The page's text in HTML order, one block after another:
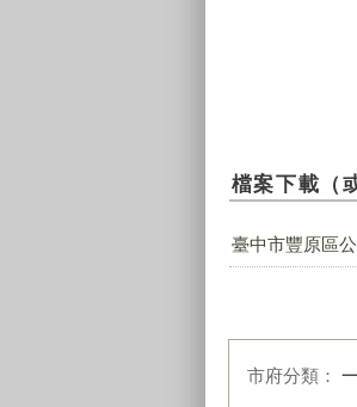
檔案下載（
臺中市豐原區
市府分類：